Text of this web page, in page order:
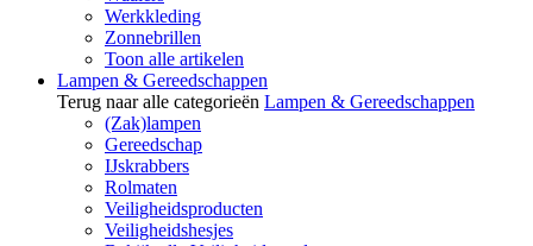
Werkkleding
Zonnebrillen
Toon alle artikelen
Lampen & Gereedschappen
Terug naar alle categorieën Lampen & Gereedschappen
(Zak)lampen
Gereedschap
IJskrabbers
Rolmaten
Veiligheidsproducten
Veiligheidshesjes